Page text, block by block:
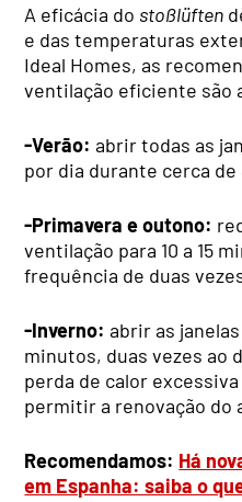
A eficácia do stoßlüften
e das temperaturas
Ideal Homes, as
ventilação eficiente são
-Verão: abrir todas as
por dia durante cerca
-Primavera e outono:
ventilação para 10 a 15
frequência de duas
-Inverno: abrir as
minutos, duas vezes ao
perda de calor
permitir a renovação do
Recomendamos: Há
em Espanha: saiba o